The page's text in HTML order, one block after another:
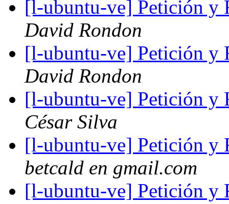
[l-ubuntu-ve] Petición y
David Rondon
[l-ubuntu-ve] Petición y
David Rondon
[l-ubuntu-ve] Petición y
César Silva
[l-ubuntu-ve] Petición y
betcald en gmail.com
[l-ubuntu-ve] Petición y